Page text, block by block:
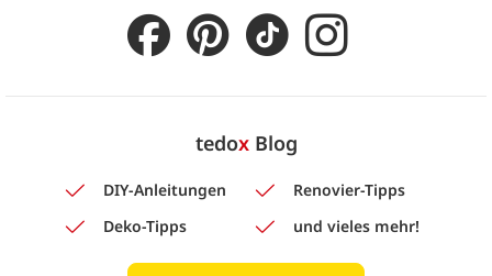
tedoxBlog
DIY-Anleitungen
Renovier-Tipps
Deko-Tipps
und vieles mehr!